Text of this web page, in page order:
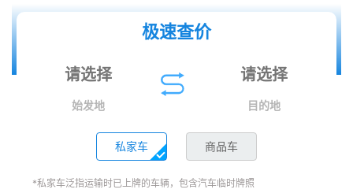
极速查价
始发地 目的地
私家车 商品车
*私家车泛指运输时已上牌的车辆，包含汽车临时牌照